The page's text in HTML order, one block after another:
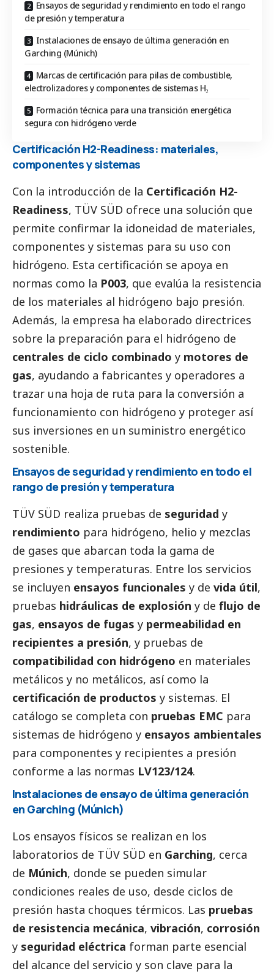
Ensayos de seguridad y rendimiento en todo el rango
de presión y temperatura
Instalaciones de ensayo de última generación en
Garching (Múnich)
Marcas de certificación para pilas de combustible,
electrolizadores y componentes de sistemas H₂
Formación técnica para una transición energética
segura con hidrógeno verde
Certificación H2-Readiness: materiales,
componentes y sistemas
Con la introducción de la Certificación H2-
Readiness, TÜV SÜD ofrece una solución que
permite confirmar la idoneidad de materiales,
componentes y sistemas para su uso con
hidrógeno. Esta certificación se apoya en
normas como la P003, que evalúa la resistencia
de los materiales al hidrógeno bajo presión.
Además, la empresa ha elaborado directrices
sobre la preparación para el hidrógeno de
centrales de ciclo combinado y motores de
gas, ayudando a fabricantes y operadores a
trazar una hoja de ruta para la conversión a
funcionamiento con hidrógeno y proteger así
sus inversiones en un suministro energético
sostenible.
Ensayos de seguridad y rendimiento en todo el
rango de presión y temperatura
TÜV SÜD realiza pruebas de seguridad y
rendimiento para hidrógeno, helio y mezclas
de gases que abarcan toda la gama de
presiones y temperaturas. Entre los servicios
se incluyen ensayos funcionales y de vida útil,
pruebas hidráulicas de explosión y de flujo de
gas, ensayos de fugas y permeabilidad en
recipientes a presión, y pruebas de
compatibilidad con hidrógeno en materiales
metálicos y no metálicos, así como la
certificación de productos y sistemas. El
catálogo se completa con pruebas EMC para
sistemas de hidrógeno y ensayos ambientales
para componentes y recipientes a presión
conforme a las normas LV123/124.
Instalaciones de ensayo de última generación
en Garching (Múnich)
Los ensayos físicos se realizan en los
laboratorios de TÜV SÜD en Garching, cerca
de Múnich, donde se pueden simular
condiciones reales de uso, desde ciclos de
presión hasta choques térmicos. Las pruebas
de resistencia mecánica, vibración, corrosión
y seguridad eléctrica forman parte esencial
del alcance del servicio y son clave para la